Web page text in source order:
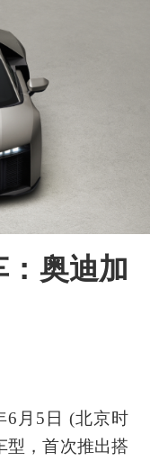
奥迪加
6月5日 (北京时
，首次推出搭